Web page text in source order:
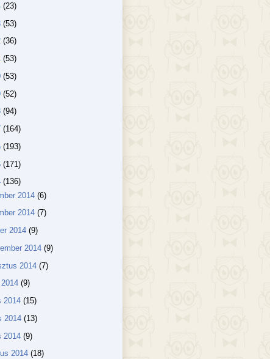
(23)
(53)
(36)
(53)
(53)
(52)
(94)
(164)
(193)
(171)
(136)
2014 (6)
2014 (7)
2014 (9)
2014 (9)
2014 (7)
(9)
2014 (15)
2014 (13)
2014 (9)
2014 (18)